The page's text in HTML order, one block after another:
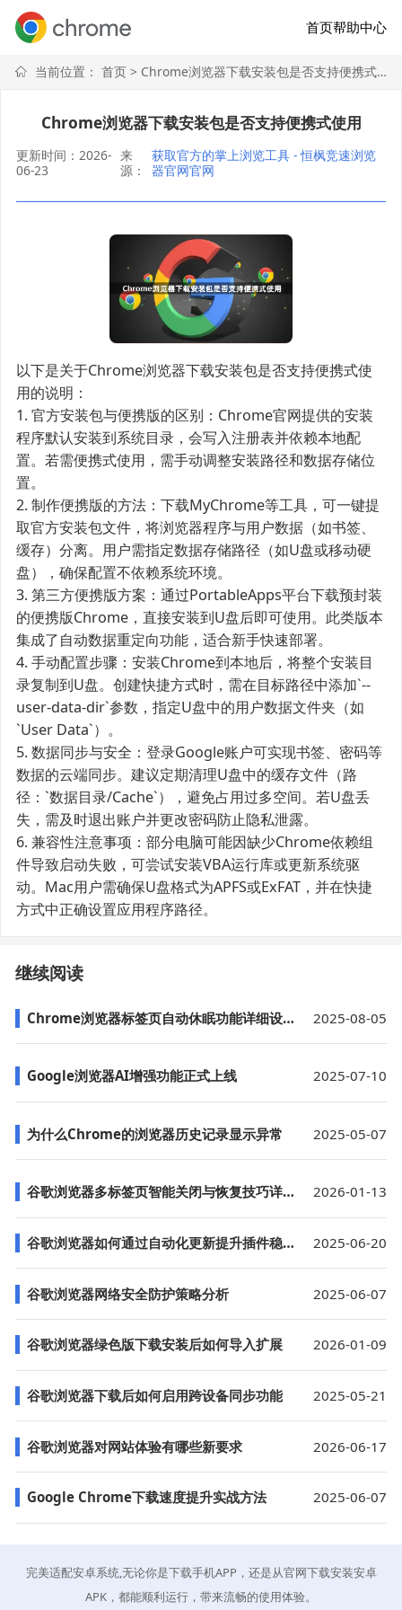
首页帮助中心
当前位置： 首页> Chrome浏览器下载安装包是否支持便携式使用
Chrome浏览器下载安装包是否支持便携式使用
更新时间：2026-
06-23
来
源：
获取官方的掌上浏览工具 - 恒枫竞速浏览
器官网官网
以下是关于Chrome浏览器下载安装包是否支持便携式使
用的说明：
1. 官方安装包与便携版的区别：Chrome官网提供的安装
程序默认安装到系统目录，会写入注册表并依赖本地配
置。若需便携式使用，需手动调整安装路径和数据存储位
置。
2. 制作便携版的方法：下载MyChrome等工具，可一键提
取官方安装包文件，将浏览器程序与用户数据（如书签、
缓存）分离。用户需指定数据存储路径（如U盘或移动硬
盘），确保配置不依赖系统环境。
3. 第三方便携版方案：通过PortableApps平台下载预封装
的便携版Chrome，直接安装到U盘后即可使用。此类版本
集成了自动数据重定向功能，适合新手快速部署。
4. 手动配置步骤：安装Chrome到本地后，将整个安装目
录复制到U盘。创建快捷方式时，需在目标路径中添加`--
user-data-dir`参数，指定U盘中的用户数据文件夹（如
`User Data`）。
5. 数据同步与安全：登录Google账户可实现书签、密码等
数据的云端同步。建议定期清理U盘中的缓存文件（路
径：`数据目录/Cache`），避免占用过多空间。若U盘丢
失，需及时退出账户并更改密码防止隐私泄露。
6. 兼容性注意事项：部分电脑可能因缺少Chrome依赖组
件导致启动失败，可尝试安装VBA运行库或更新系统驱
动。Mac用户需确保U盘格式为APFS或ExFAT，并在快捷
方式中正确设置应用程序路径。
继续阅读
Chrome浏览器标签页自动休眠功能详细设置 2025-08-05
Google浏览器AI增强功能正式上线 2025-07-10
为什么Chrome的浏览器历史记录显示异常 2025-05-07
谷歌浏览器多标签页智能关闭与恢复技巧详解 2026-01-13
谷歌浏览器如何通过自动化更新提升插件稳定性 2025-06-20
谷歌浏览器网络安全防护策略分析 2025-06-07
谷歌浏览器绿色版下载安装后如何导入扩展 2026-01-09
谷歌浏览器下载后如何启用跨设备同步功能 2025-05-21
谷歌浏览器对网站体验有哪些新要求 2026-06-17
Google Chrome下载速度提升实战方法 2025-06-07
完美适配安卓系统,无论你是下载手机APP，还是从官网下载安装安卓
APK，都能顺利运行，带来流畅的使用体验。